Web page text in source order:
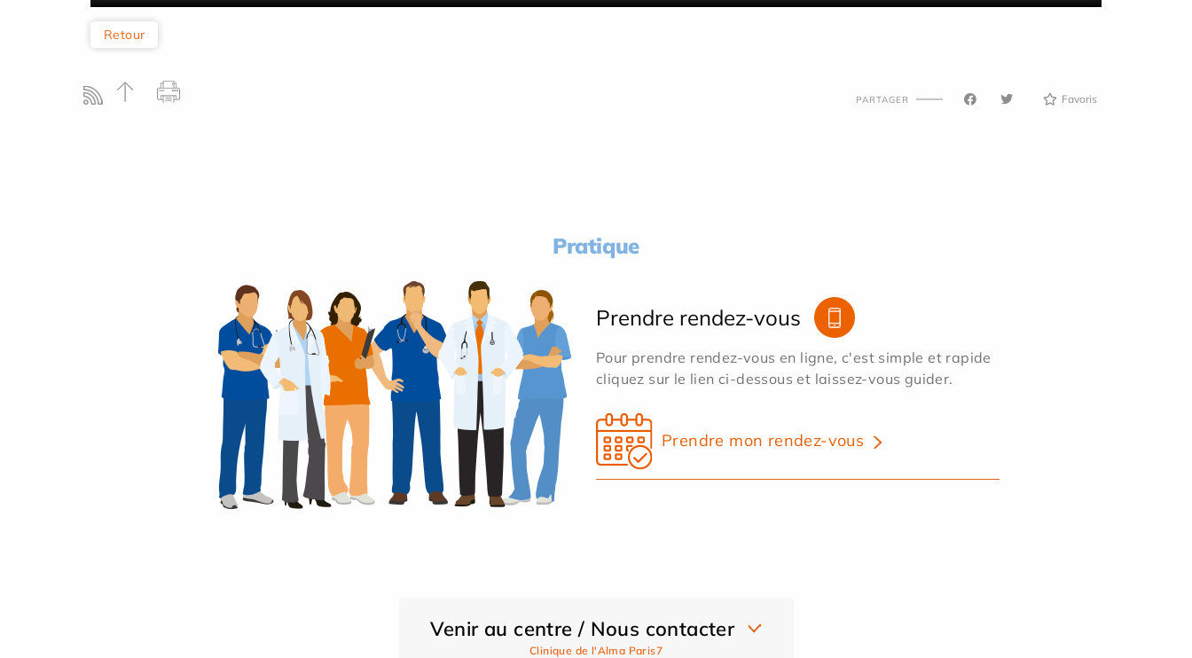
Retour
PARTAGER Favoris
Pratique
Prendre rendez-vous
Pour prendre rendez-vous en ligne, c'est simple et rapide
cliquez sur le lien ci-dessous et laissez-vous guider.
Prendre mon rendez-vous
Venir au centre / Nous contacter
Clinique de l'Alma Paris7